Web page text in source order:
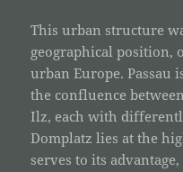
This urban structure
geographical position,
urban Europe. Passau
the confluence
Ilz, each with
Domplatz lies at the
serves to its